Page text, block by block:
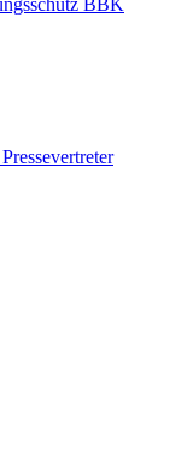
BBK